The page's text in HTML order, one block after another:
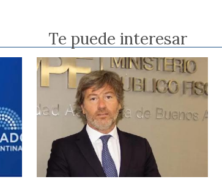
Te puede interesar